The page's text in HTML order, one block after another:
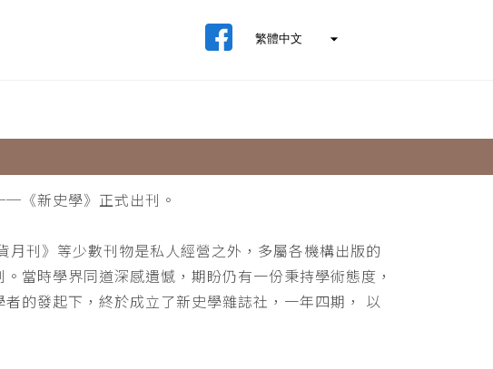
《新史學》正式出刊。
月刊》等少數刊物是私人經營之外，多屬各機構出版的
當時學界同道深感遺憾，期盼仍有一份秉持學術態度，
的發起下，終於成立了新史學雜誌社，一年四期， 以